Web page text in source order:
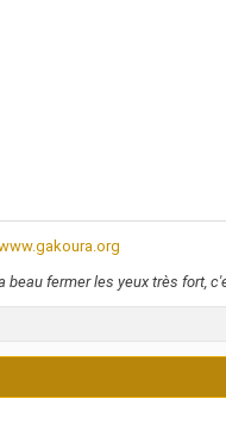
beau fermer les yeux très fort,